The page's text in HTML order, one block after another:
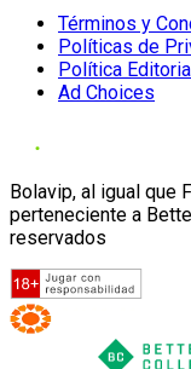
Términos y
Políticas de
Política
Ad Choices
Bolavip, al igual que
perteneciente a
reservados